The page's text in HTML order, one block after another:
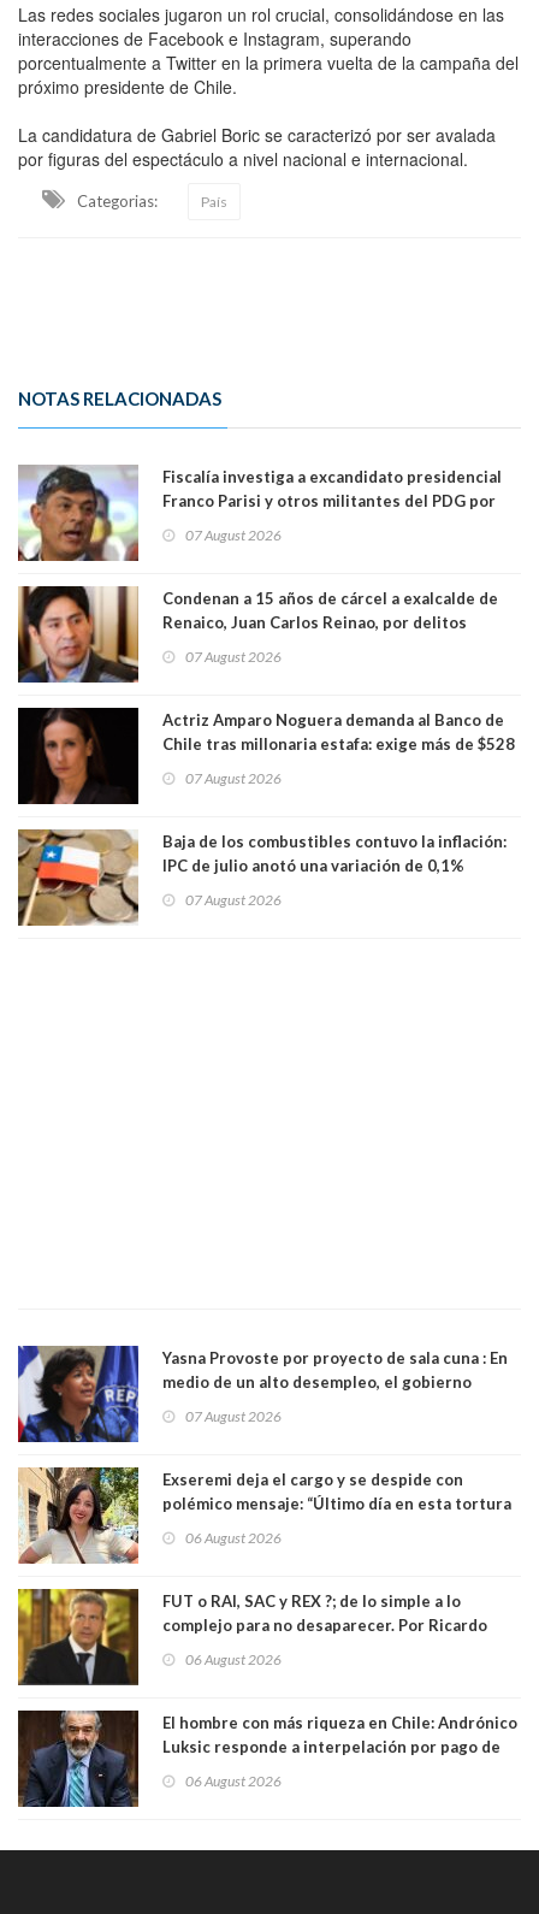
Las redes sociales jugaron un rol crucial, consolidándose en las
interacciones de Facebook e Instagram, superando
porcentualmente a Twitter en la primera vuelta de la campaña del
próximo presidente de Chile.
La candidatura de Gabriel Boric se caracterizó por ser avalada
por figuras del espectáculo a nivel nacional e internacional.
Categorias: País
NOTAS RELACIONADAS
Fiscalía investiga a excandidato presidencial
Franco Parisi y otros militantes del PDG por
07 August 2026
Condenan a 15 años de cárcel a exalcalde de
Renaico, Juan Carlos Reinao, por delitos
07 August 2026
Actriz Amparo Noguera demanda al Banco de
Chile tras millonaria estafa: exige más de $528
07 August 2026
Baja de los combustibles contuvo la inflación:
IPC de julio anotó una variación de 0,1%
07 August 2026
Yasna Provoste por proyecto de sala cuna : En
medio de un alto desempleo, el gobierno
07 August 2026
Exseremi deja el cargo y se despide con
polémico mensaje: “Último día en esta tortura
06 August 2026
FUT o RAI, SAC y REX ?; de lo simple a lo
complejo para no desaparecer. Por Ricardo
06 August 2026
El hombre con más riqueza en Chile: Andrónico
Luksic responde a interpelación por pago de
día que me muera”
06 August 2026